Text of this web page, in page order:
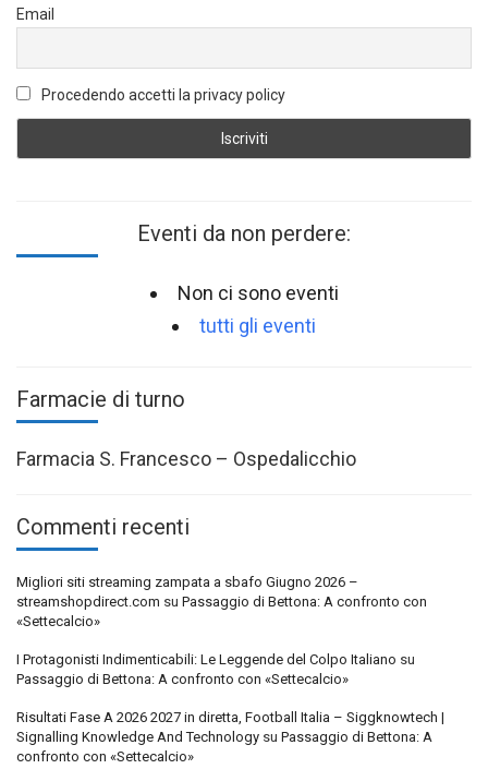
Email
Procedendo accetti la privacy policy
Eventi da non perdere:
Non ci sono eventi
tutti gli eventi
Farmacie di turno
Farmacia S. Francesco – Ospedalicchio
Commenti recenti
Migliori siti streaming zampata a sbafo Giugno 2026 –
streamshopdirect.com su Passaggio di Bettona: A confronto con
«Settecalcio»
I Protagonisti Indimenticabili: Le Leggende del Colpo Italiano su
Passaggio di Bettona: A confronto con «Settecalcio»
Risultati Fase A 2026 2027 in diretta, Football Italia – Siggknowtech |
Signalling Knowledge And Technology su Passaggio di Bettona: A
confronto con «Settecalcio»